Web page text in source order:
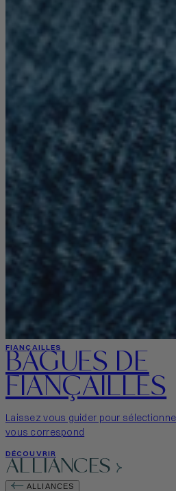
FIANÇAILLES
BAGUES DE
FIANÇAILLES
Laissez vous guider pour
vous correspond
DÉCOUVRIR
ALLIANCES
ALLIANCES